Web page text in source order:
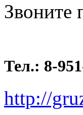
Звоните
Тел.: 8-
http://